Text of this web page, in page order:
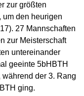
zur größten
um den heurigen
27 Mannschaften
zur Meisterschaft
untereinander
geeinte 5bHBTH
der 3. Rang
ging.